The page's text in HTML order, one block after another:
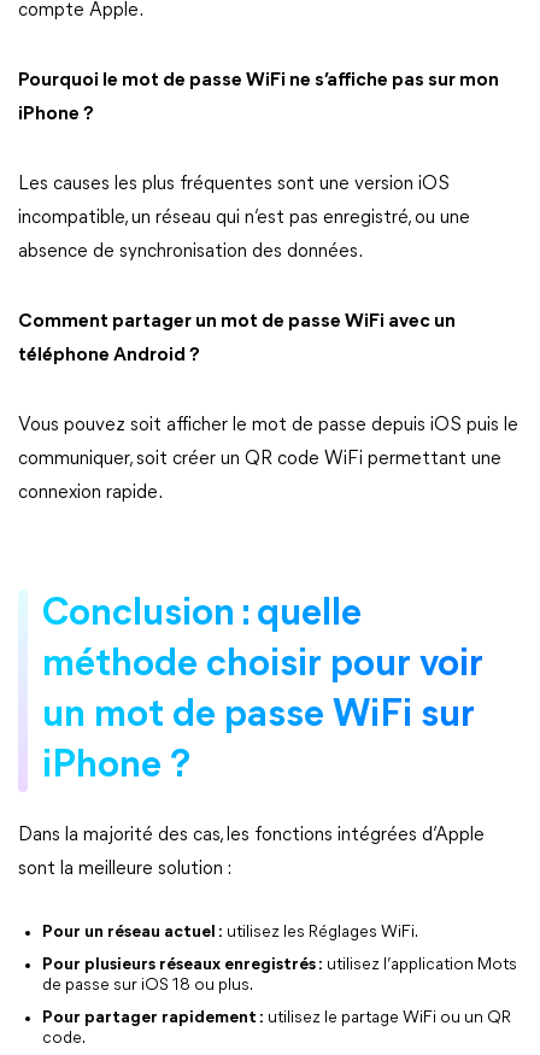
compte Apple.
Pourquoi le mot de passe WiFi ne s’affiche pas sur mon
iPhone ?
Les causes les plus fréquentes sont une version iOS
incompatible, un réseau qui n’est pas enregistré, ou une
absence de synchronisation des données.
Comment partager un mot de passe WiFi avec un
téléphone Android ?
Vous pouvez soit afficher le mot de passe depuis iOS puis le
communiquer, soit créer un QR code WiFi permettant une
connexion rapide.
Conclusion : quelle
méthode choisir pour voir
un mot de passe WiFi sur
iPhone ?
Dans la majorité des cas, les fonctions intégrées d’Apple
sont la meilleure solution :
Pour un réseau actuel : utilisez les Réglages WiFi.
Pour plusieurs réseaux enregistrés : utilisez l’application Mots
de passe sur iOS 18 ou plus.
Pour partager rapidement : utilisez le partage WiFi ou un QR
code.